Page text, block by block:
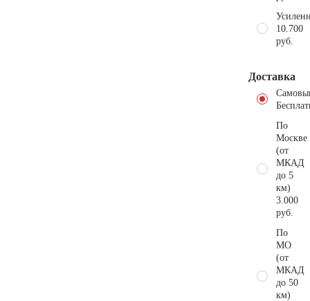
10.700
руб.
Доставка
По
Москве
(от
МКАД
до 5
км)
3.000
руб.
По
МО
(от
МКАД
до 50
км)